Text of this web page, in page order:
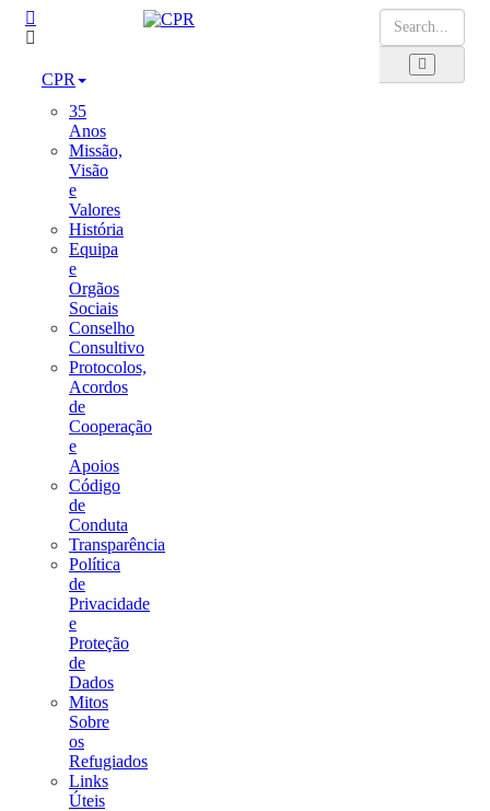
CPR
35
Anos
Missão,
Visão
e
Valores
História
Equipa
e
Orgãos
Sociais
Conselho
Consultivo
Protocolos,
Acordos
de
Cooperação
e
Apoios
Código
de
Conduta
Transparência
Política
de
Privacidade
e
Proteção
de
Dados
Mitos
Sobre
os
Refugiados
Links
Úteis